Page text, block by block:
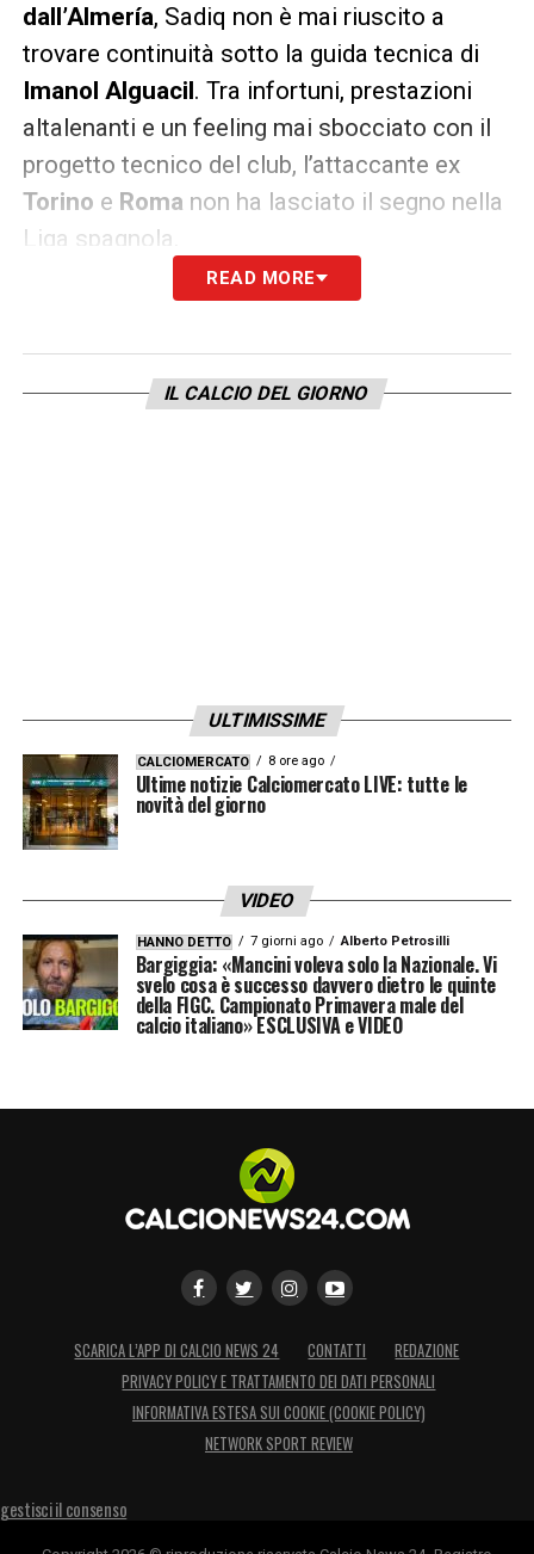
dall’Almería, Sadiq non è mai riuscito a
trovare continuità sotto la guida tecnica di
Imanol Alguacil. Tra infortuni, prestazioni
altalenanti e un feeling mai sbocciato con il
progetto tecnico del club, l’attaccante ex
Torino e Roma non ha lasciato il segno nella
Liga spagnola.
Non migliora la situazione anche un
pubblicato da Sadiq, che recita:
Parole che suonano come unvelato addio
quanto meno una riflessione sul difficile
rapporto con il club attuale.
Il calciomercato dirà se per
altrove. Intanto, il suo futuro alla Real
Sociedad appare sempre più lontano.
LA PLAYLIST DELLE NOSTRE TOP NEWS
READ MORE
IL CALCIO DEL GIORNO
ULTIMISSIME
CALCIOMERCATO 8 ore ago
Ultime notizie Calciomercato LIVE: tutte le
novità del giorno
VIDEO
HANNO DETTO 7 giorni ago Alberto Petrosilli
Bargiggia: «Mancini voleva solo la Nazionale. Vi
svelo cosa è successo davvero dietro le quinte
della FIGC. Campionato Primavera male del
calcio italiano» ESCLUSIVA e VIDEO
SCARICA L’APP DI CALCIO NEWS 24 CONTATTI
REDAZIONE
PRIVACY POLICY E TRATTAMENTO DEI DATI PERSONALI
INFORMATIVA ESTESA SUI COOKIE (COOKIE POLICY)
NETWORK SPORT REVIEW
gestisci il consenso